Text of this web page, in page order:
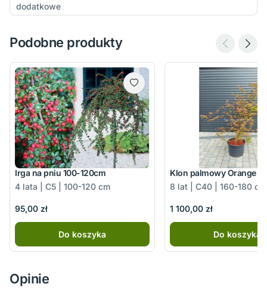
dodatkowe
Podobne produkty
Irga na pniu 100-120cm
4 lata | C5 | 100-120 cm
95,00 zł
Do koszyka
Klon palmowy Orange
8 lat | C40 | 160-180 cm
1 100,00 zł
Do koszyka
Opinie